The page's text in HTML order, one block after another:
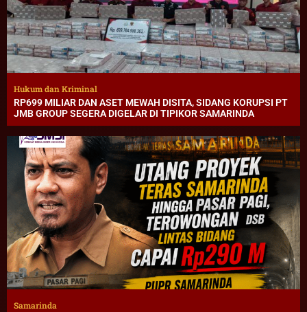
Hukum dan Kriminal
RP699 MILIAR DAN ASET MEWAH DISITA, SIDANG KORUPSI PT
JMB GROUP SEGERA DIGELAR DI TIPIKOR SAMARINDA
Samarinda